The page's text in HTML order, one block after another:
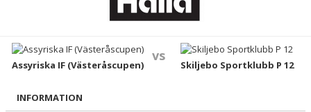
TRUPPEN
BILDGALLERI
Assyriska IF (Västeråscupen)
vs
Skiljebo Sportklubb P 12
INFORMATION